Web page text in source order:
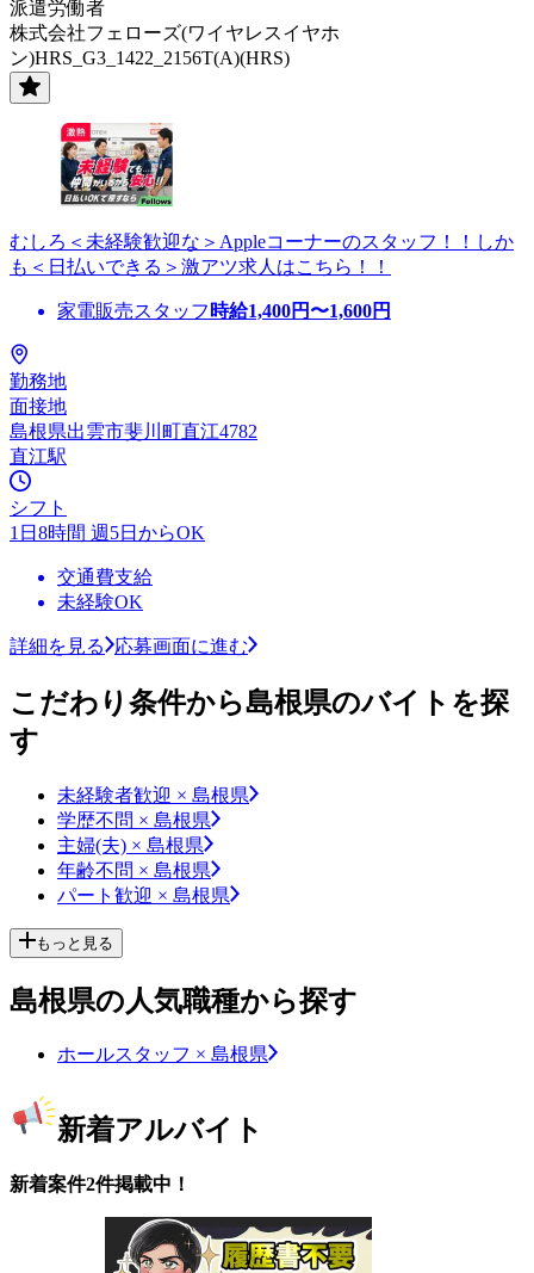
派遣労働者
株式会社フェローズ(ワイヤレスイヤホ
ン)HRS_G3_1422_2156T(A)(HRS)
むしろ＜未経験歓迎な＞Appleコーナーのスタッフ！！しか
も＜日払いできる＞激アツ求人はこちら！！
家電販売スタッフ 時給1,400円〜1,600円
勤務地
面接地
島根県出雲市斐川町直江4782
直江駅
シフト
1日8時間 週5日からOK
交通費支給
未経験OK
詳細を見る 応募画面に進む
こだわり条件から島根県のバイトを探
す
未経験者歓迎 × 島根県
学歴不問 × 島根県
主婦(夫) × 島根県
年齢不問 × 島根県
パート歓迎 × 島根県
もっと見る
島根県の人気職種から探す
ホールスタッフ × 島根県
新着アルバイト
新着案件2件掲載中！